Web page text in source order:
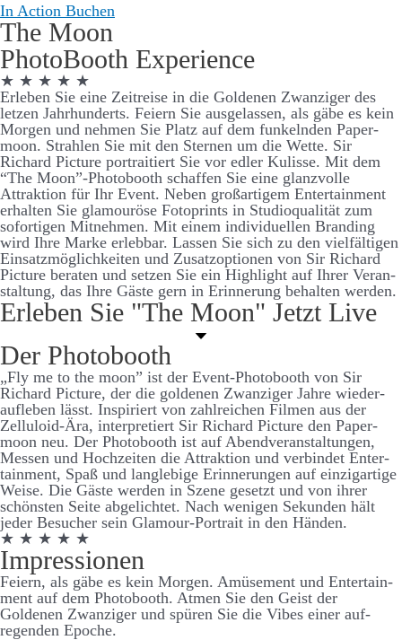
In Action Buchen
The Moon
Photo­Booth Experience
★ ★ ★ ★ ★
Er­­­leben Sie eine Zeit­­­­reise in die Goldenen Zwanziger des
letzen Jahr­­­hunderts. Feiern Sie aus­­­­ge­­­­lassen, als gäbe es kein
Morgen und nehmen Sie Platz auf dem funkelnden Paper­­­­
moon. Strahlen Sie mit den Sternen um die Wette. Sir
Richard Picture portraitiert Sie vor edler Kulisse. Mit dem
“The Moon”-Photo­­­booth schaffen Sie eine glanz­­­­volle
Attraktion für Ihr Event. Neben groß­­­artigem Enter­­­­tain­ment
er­­­halten Sie glamouröse Foto­­­­prints in Studio­­­qualität zum
sofort­igen Mit­­­­nehmen. Mit einem individuellen Brand­­ing
wird Ihre Marke er­­leb­­bar. Lassen Sie sich zu den viel­­­fält­igen
Ein­­­satz­­­möglich­­­keiten und Zu­­satz­­­­optionen von Sir Richard
Picture be­­raten und setzen Sie ein High­­­light auf Ihrer Ver­­­an­­
stalt­­ung, das Ihre Gäste gern in Er­­­­inner­­ung be­­­halten werden.
Er­leben Sie "The Moon" Jetzt Live
Der Photo­­booth
„Fly me to the moon” ist der Event-Photo­­­­booth von Sir
Richard Picture, der die goldenen Zwanziger Jahre wieder­­­­
auf­­­­leben lässt. Inspiriert von zahl­­­­reichen Filmen aus der
Zelluloid-Ära, inter­­pretiert Sir Richard Picture den Paper­
moon neu. Der Photo­­­­booth ist auf Abend­­­­ver­­­­an­­­­stalt­­­ungen,
Messen und Hoch­­­­zeiten die Attraktion und ver­­­bindet Enter­­­­
tain­­ment, Spaß und lang­­­­leb­ige Er­­­­inner­­­ungen auf einzig­­­artige
Weise. Die Gäste werden in Szene ge­­­­setzt und von ihrer
schönsten Seite ab­­­­ge­­­­lichtet. Nach wenigen Sekunden hält
jeder Be­­­sucher sein Glamour-Portrait in den Händen.
★ ★ ★ ★ ★
Impressionen
Feiern, als gäbe es kein Morgen. Amüsement und Enter­­­tain­­
ment auf dem Photo­­­booth. Atmen Sie den Geist der
Goldenen Zwanziger und spüren Sie die Vibes einer auf­­­
regenden Epoche.